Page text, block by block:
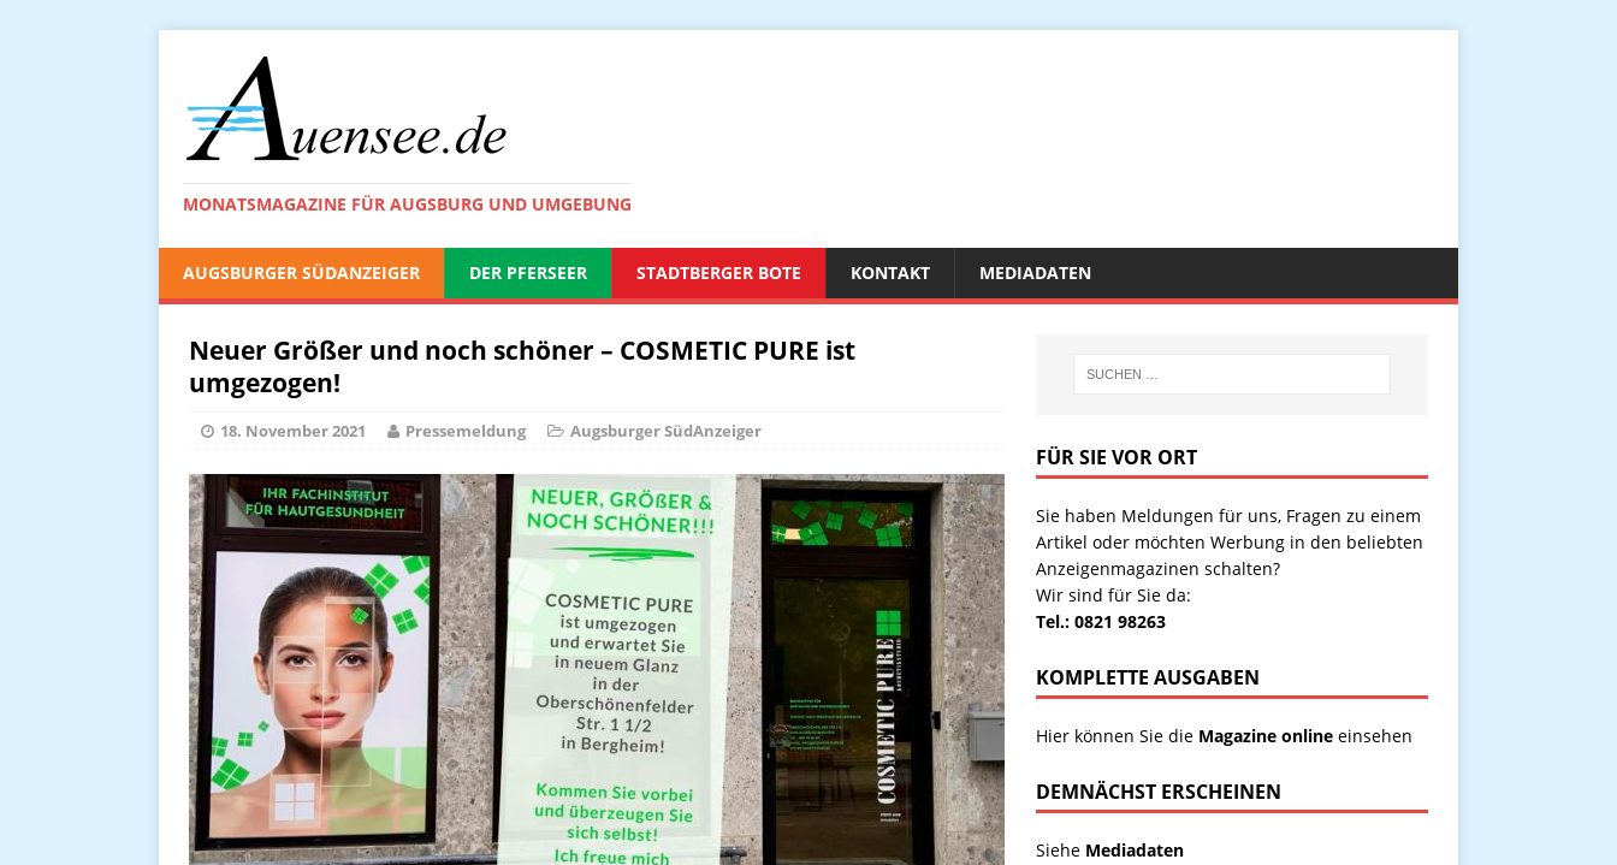
MONATSMAGAZINE FÜR AUGSBURG UND UMGEBUNG
AUGSBURGER SÜDANZEIGER DER PFERSEER STADTBERGER BOTE KONTAKT MEDIADATEN
Neuer Größer und noch schöner – COSMETIC PURE ist
umgezogen!
18. November 2021 Pressemeldung Augsburger SüdAnzeiger
FÜR SIE VOR ORT
Sie haben Meldungen für uns, Fragen zu einem
Artikel oder möchten Werbung in den beliebten
Anzeigenmagazinen schalten?
Wir sind für Sie da:
Tel.: 0821 98263
KOMPLETTE AUSGABEN
Hier können Sie die Magazine onlineeinsehen
DEMNÄCHST ERSCHEINEN
Siehe Mediadaten